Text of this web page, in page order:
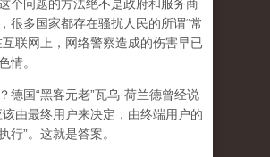
个问题的方法绝不是政府和服务商
很多国家都存在骚扰人民的所谓“常
互联网上，网络警察造成的伤害早已
情。
德国“黑客元老”瓦乌·荷兰德曾经说
该由最终用户来决定，由终端用户的
行”。这就是答案。